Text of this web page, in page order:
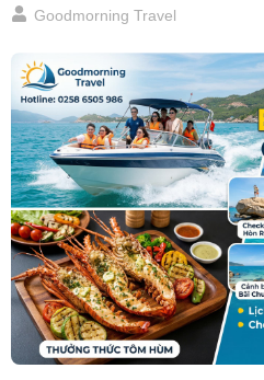
Goodmorning Travel